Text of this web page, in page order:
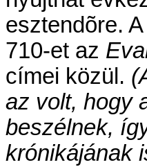
esztendõre.
710-et az
címei közül.
az volt, hogy
beszélnek,
krónikájának